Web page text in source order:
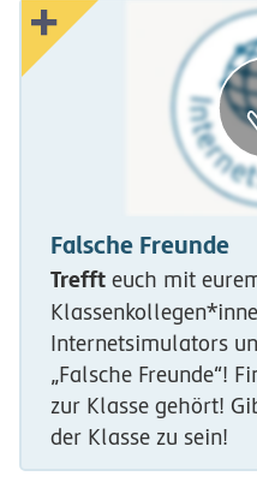
Falsche Freunde
Trefft euch mit
Internetsimulators
„Falsche Freunde“!
zur Klasse gehört!
der Klasse zu sein!